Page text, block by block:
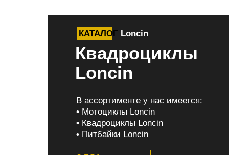
В ассортименте у нас имеется:
• Мотоциклы Loncin
• Квадроциклы Loncin
• Питбайки Loncin
Квадроциклы
Loncin
КАТАЛОГ Loncin